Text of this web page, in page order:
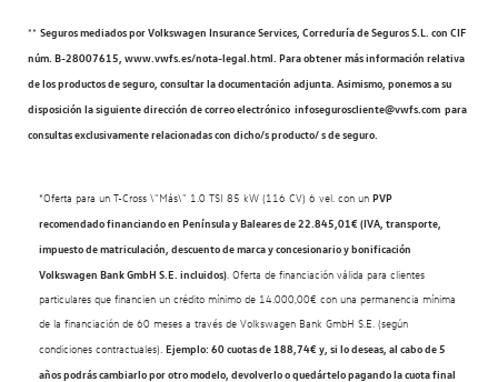
** Seguros mediados por Volkswagen Insurance Services, Correduría de Seguros S.L. con CIF
núm. B-28007615, www.vwfs.es/nota-legal.html. Para obtener más información relativa
de los productos de seguro, consultar la documentación adjunta. Asimismo, ponemos a su
disposición la siguiente dirección de correo electrónico infoseguroscliente@vwfs.com para
consultas exclusivamente relacionadas con dicho/s producto/ s de seguro.
*Oferta para un T-Cross \"Más\" 1.0 TSI 85 kW (116 CV) 6 vel. con un PVP
recomendado financiando en Península y Baleares de 22.845,01€ (IVA, transporte,
impuesto de matriculación, descuento de marca y concesionario y bonificación
Volkswagen Bank GmbH S.E. incluidos). Oferta de financiación válida para clientes
particulares que financien un crédito mínimo de 14.000,00€ con una permanencia mínima
de la financiación de 60 meses a través de Volkswagen Bank GmbH S.E. (según
condiciones contractuales). Ejemplo: 60 cuotas de 188,74€ y, si lo deseas, al cabo de 5
años podrás cambiarlo por otro modelo, devolverlo o quedártelo pagando la cuota final